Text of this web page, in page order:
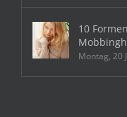
10
Montag, 20